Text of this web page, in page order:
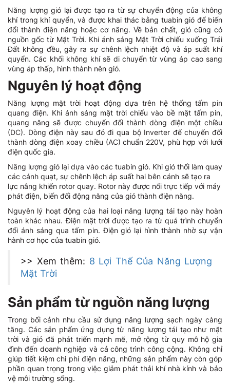
Năng lượng gió lại được tạo ra từ sự chuyển động của không
khí trong khí quyển, và được khai thác bằng tuabin gió để biến
đổi thành điện năng hoặc cơ năng. Về bản chất, gió cũng có
nguồn gốc từ Mặt Trời. Khi ánh sáng Mặt Trời chiếu xuống Trái
Đất không đều, gây ra sự chênh lệch nhiệt độ và áp suất khí
quyển. Các khối không khí sẽ di chuyển từ vùng áp cao sang
vùng áp thấp, hình thành nên gió.
Nguyên lý hoạt động
Năng lượng mặt trời hoạt động dựa trên hệ thống tấm pin
quang điện. Khi ánh sáng mặt trời chiếu vào bề mặt tấm pin,
quang năng sẽ được chuyển đổi thành dòng điện một chiều
(DC). Dòng điện này sau đó đi qua bộ Inverter để chuyển đổi
thành dòng điện xoay chiều (AC) chuẩn 220V, phù hợp với lưới
điện quốc gia.
Năng lượng gió lại dựa vào các tuabin gió. Khi gió thổi làm quay
các cánh quạt, sự chênh lệch áp suất hai bên cánh sẽ tạo ra
lực nâng khiến rotor quay. Rotor này được nối trực tiếp với máy
phát điện, biến đổi động năng của gió thành điện năng.
Nguyên lý hoạt động của hai loại năng lượng tái tạo này hoàn
toàn khác nhau. Điện mặt trời được tạo ra từ quá trình chuyển
đổi ánh sáng qua tấm pin. Điện gió lại hình thành nhờ sự vận
hành cơ học của tuabin gió.
>> Xem thêm: 8 Lợi Thế Của Năng Lượng
Mặt Trời
Sản phẩm từ nguồn năng lượng
Trong bối cảnh nhu cầu sử dụng năng lượng sạch ngày càng
tăng. Các sản phẩm ứng dụng từ năng lượng tái tạo như mặt
trời và gió đã phát triển mạnh mẽ, mở rộng từ quy mô hộ gia
đình đến doanh nghiệp và cả công trình công cộng. Không chỉ
giúp tiết kiệm chi phí điện năng, những sản phẩm này còn góp
phần quan trọng trong việc giảm phát thải khí nhà kính và bảo
vệ môi trường sống.